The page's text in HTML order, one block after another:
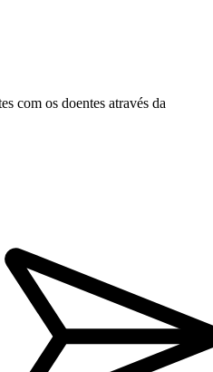
com os doentes através da